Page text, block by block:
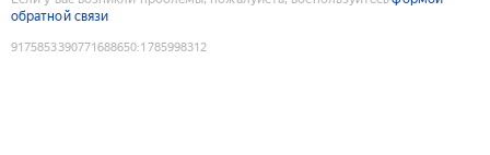
обратной связи
9175853390771688650:1785998312